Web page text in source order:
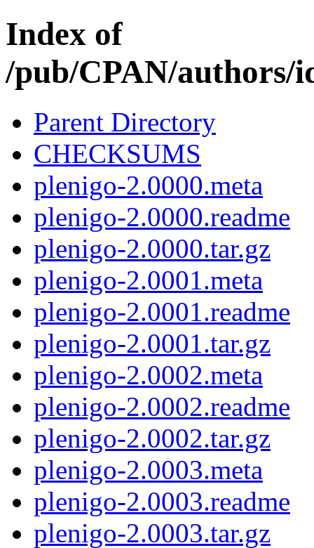
Index of
/pub/CPAN/authors/
Parent Directory
CHECKSUMS
plenigo-2.0000.meta
plenigo-2.0000.readme
plenigo-2.0000.tar.gz
plenigo-2.0001.meta
plenigo-2.0001.readme
plenigo-2.0001.tar.gz
plenigo-2.0002.meta
plenigo-2.0002.readme
plenigo-2.0002.tar.gz
plenigo-2.0003.meta
plenigo-2.0003.readme
plenigo-2.0003.tar.gz